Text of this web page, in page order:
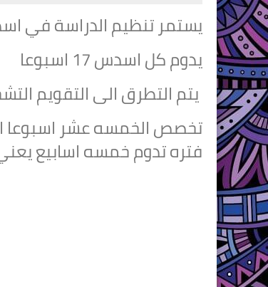
يستمر تنظيم الدراسة في
يدوم كل اسدس 17 اسبوعا
يتم التطرق الى التقويم
تخصص الخمسه عشر اسبوعا
فتره تدوم خمسه اسابيع